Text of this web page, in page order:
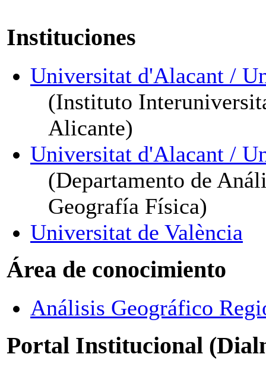
Instituciones
Universitat d'Alacant /
(Instituto
Alicante)
Universitat d'Alacant /
(Departamento de
Geografía Física)
Universitat de València
Área de conocimiento
Análisis Geográfico
Portal Institucional